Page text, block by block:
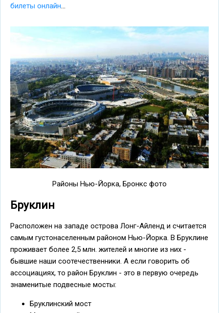
билеты онлайн...
Районы Нью-Йорка, Бронкс фото
Бруклин
Расположен на западе острова Лонг-Айленд и считается
самым густонаселенным районом Нью-Йорка. В Бруклине
проживает более 2,5 млн. жителей и многие из них -
бывшие наши соотечественники. А если говорить об
ассоциациях, то район Бруклин - это в первую очередь
знаменитые подвесные мосты:
Бруклинский мост